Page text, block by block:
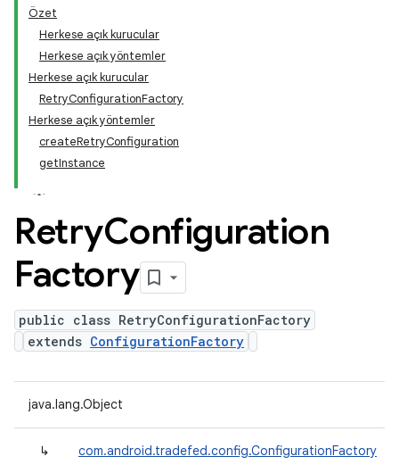
Özet
Herkese açık kurucular
Herkese açık yöntemler
Herkese açık kurucular
RetryConfigurationFactory
Herkese açık yöntemler
createRetryConfiguration
getInstance
RetryConfiguration
Factory
public class RetryConfigurationFactory
extends ConfigurationFactory
java.lang.Object
↳ com.android.tradefed.config.ConfigurationFactory